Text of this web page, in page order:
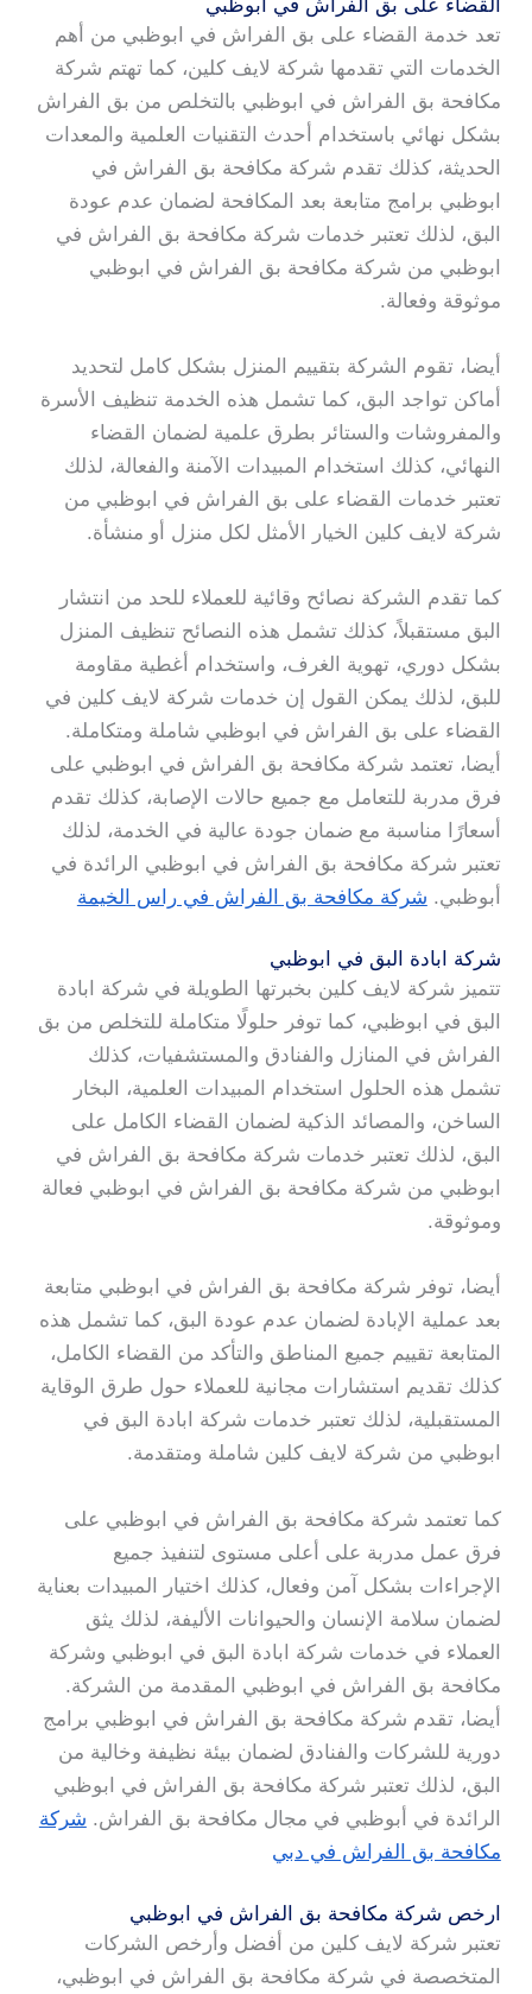
القضاء على بق الفراش في ابوظبي
تعد خدمة القضاء على بق الفراش في ابوظبي من أهم
الخدمات التي تقدمها شركة لايف كلين، كما تهتم شركة
مكافحة بق الفراش في ابوظبي بالتخلص من بق الفراش
بشكل نهائي باستخدام أحدث التقنيات العلمية والمعدات
الحديثة، كذلك تقدم شركة مكافحة بق الفراش في
ابوظبي برامج متابعة بعد المكافحة لضمان عدم عودة
البق، لذلك تعتبر خدمات شركة مكافحة بق الفراش في
ابوظبي من شركة مكافحة بق الفراش في ابوظبي
موثوقة وفعالة.
أيضا، تقوم الشركة بتقييم المنزل بشكل كامل لتحديد
أماكن تواجد البق، كما تشمل هذه الخدمة تنظيف الأسرة
والمفروشات والستائر بطرق علمية لضمان القضاء
النهائي، كذلك استخدام المبيدات الآمنة والفعالة، لذلك
تعتبر خدمات القضاء على بق الفراش في ابوظبي من
شركة لايف كلين الخيار الأمثل لكل منزل أو منشأة.
كما تقدم الشركة نصائح وقائية للعملاء للحد من انتشار
البق مستقبلاً، كذلك تشمل هذه النصائح تنظيف المنزل
بشكل دوري، تهوية الغرف، واستخدام أغطية مقاومة
للبق، لذلك يمكن القول إن خدمات شركة لايف كلين في
القضاء على بق الفراش في ابوظبي شاملة ومتكاملة.
أيضا، تعتمد شركة مكافحة بق الفراش في ابوظبي على
فرق مدربة للتعامل مع جميع حالات الإصابة، كذلك تقدم
أسعارًا مناسبة مع ضمان جودة عالية في الخدمة، لذلك
تعتبر شركة مكافحة بق الفراش في ابوظبي الرائدة في
أبوظبي. شركة مكافحة بق الفراش في راس الخيمة
شركة ابادة البق في ابوظبي
تتميز شركة لايف كلين بخبرتها الطويلة في شركة ابادة
البق في ابوظبي، كما توفر حلولًا متكاملة للتخلص من بق
الفراش في المنازل والفنادق والمستشفيات، كذلك
تشمل هذه الحلول استخدام المبيدات العلمية، البخار
الساخن، والمصائد الذكية لضمان القضاء الكامل على
البق، لذلك تعتبر خدمات شركة مكافحة بق الفراش في
ابوظبي من شركة مكافحة بق الفراش في ابوظبي فعالة
وموثوقة.
أيضا، توفر شركة مكافحة بق الفراش في ابوظبي متابعة
بعد عملية الإبادة لضمان عدم عودة البق، كما تشمل هذه
المتابعة تقييم جميع المناطق والتأكد من القضاء الكامل،
كذلك تقديم استشارات مجانية للعملاء حول طرق الوقاية
المستقبلية، لذلك تعتبر خدمات شركة ابادة البق في
ابوظبي من شركة لايف كلين شاملة ومتقدمة.
كما تعتمد شركة مكافحة بق الفراش في ابوظبي على
فرق عمل مدربة على أعلى مستوى لتنفيذ جميع
الإجراءات بشكل آمن وفعال، كذلك اختيار المبيدات بعناية
لضمان سلامة الإنسان والحيوانات الأليفة، لذلك يثق
العملاء في خدمات شركة ابادة البق في ابوظبي وشركة
مكافحة بق الفراش في ابوظبي المقدمة من الشركة.
أيضا، تقدم شركة مكافحة بق الفراش في ابوظبي برامج
دورية للشركات والفنادق لضمان بيئة نظيفة وخالية من
البق، لذلك تعتبر شركة مكافحة بق الفراش في ابوظبي
الرائدة في أبوظبي في مجال مكافحة بق الفراش. شركة
مكافحة بق الفراش في دبي
ارخص شركة مكافحة بق الفراش في ابوظبي
تعتبر شركة لايف كلين من أفضل وأرخص الشركات
المتخصصة في شركة مكافحة بق الفراش في ابوظبي،